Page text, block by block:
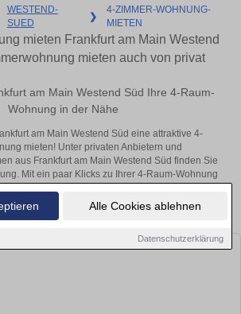
Alle Cookies ablehnen
Datenschutzerklärung
WESTEND-
SUED
❯
4-ZIMMER-WOHNUNG-
MIETEN
mieten Frankfurt am Main Westend
mieten auch von privat
am Main Westend Süd Ihre 4-Raum-
Wohnung in der Nähe
am Main Westend Süd eine attraktive 4-
mieten! Unter privaten Anbietern und
aus Frankfurt am Main Westend Süd finden Sie
Mit ein paar Klicks zu Ihrer 4-Raum-Wohnung
Wohnung zum mieten